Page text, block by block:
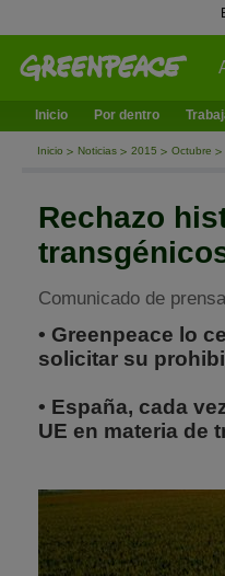
Inicio Por dentro
Inicio Noticias 2015 Octubre
Rechazo
Comunicado de
• Greenpeace lo
solicitar su
• España, cada
UE en materia de